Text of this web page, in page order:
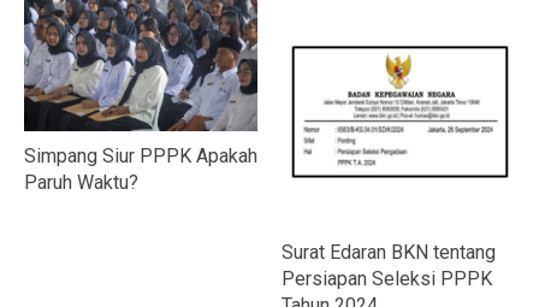
Simpang Siur PPPK Apakah
Paruh Waktu?
Surat Edaran BKN tentang
Persiapan Seleksi PPPK